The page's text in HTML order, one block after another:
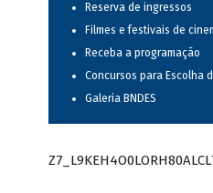
Reserva de ingressos
Filmes e festivais de
Receba a programação
Concursos para Escolha
Galeria BNDES